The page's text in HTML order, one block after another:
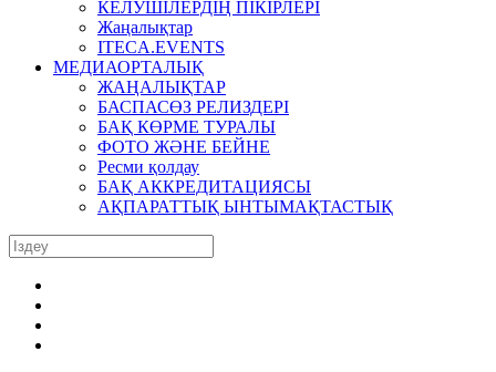
КЕЛУШІЛЕРДІҢ ПІКІРЛЕРІ
Жаңалықтар
ITECA.EVENTS
МЕДИАОРТАЛЫҚ
ЖАҢАЛЫҚТАР
БАСПАСӨЗ РЕЛИЗДЕРІ
БАҚ КӨРМЕ ТУРАЛЫ
ФОТО ЖӘНЕ БЕЙНЕ
Ресми қолдау
БАҚ АККРЕДИТАЦИЯСЫ
АҚПАРАТТЫҚ ЫНТЫМАҚТАСТЫҚ